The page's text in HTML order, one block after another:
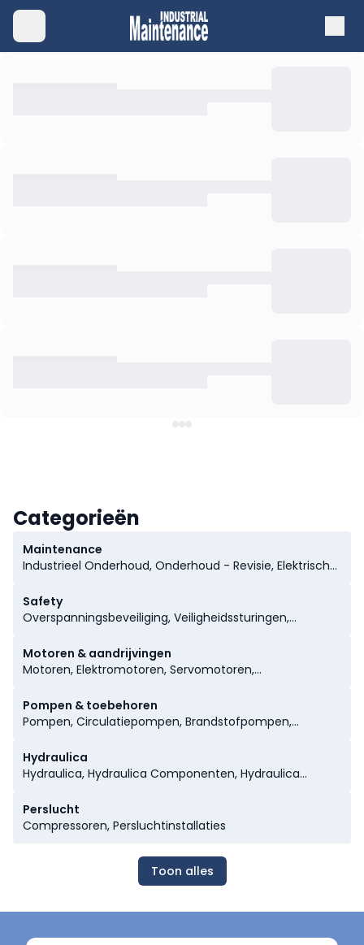
Categorieën
Maintenance
Industrieel Onderhoud, Onderhoud - Revisie, Elektrische
Gereedschappen, Pneumatische Gereedschappen,
Analyseapparatuur, Identificatie en Tracering, Lassen,
Camera- & Detectiesystemen,
Magazijnopslagsystemen, Maintenance, Containers,
Meetapparatuur en Toebehoren, Montage
Safety
Overspanningsbeveiliging, Veiligheidssturingen,
Autoveiligheidssystemen, Machinerie Safety
Motoren & aandrijvingen
Motoren, Elektromotoren, Servomotoren,
Gelijkstroommotoren, Automotoronderdelen,
Aandrijving, Electromechanical Gears, Drives &
Pompen & toebehoren
Pompen, Circulatiepompen, Brandstofpompen,
Membraanpompen, Wormpompen, Verticale Pompen,
Horizontale Pompen, Hydrofoorpompen, Bronpompen,
Hybride Warmtepompen
Hydraulica
Hydraulica, Hydraulica Componenten, Hydraulica
Perslucht
Compressoren, Persluchtinstallaties
Toon alles